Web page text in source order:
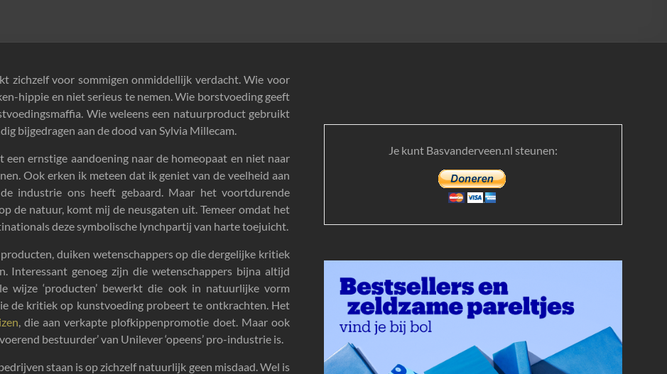
zichzelf voor sommigen onmiddellijk verdacht. Wie voor
hippie en niet serieus te nemen. Wie borstvoeding geeft
Wie weleens een natuurproduct gebruikt
bijgedragen aan de dood van Sylvia Millecam.
ernstige aandoening naar de homeopaat en niet naar
Ook erken ik meteen dat ik geniet van de veelheid aan
industrie ons heeft gebaard. Maar het voortdurende
de natuur, komt mij de neusgaten uit. Temeer omdat het
deze symbolische lynchpartij van harte toejuicht.
duiken wetenschappers op die dergelijke kritiek
Interessant genoeg zijn die wetenschappers bijna altijd
wijze ‘producten’ bewerkt die ook in natuurlijke vorm
de kritiek op kunstvoeding probeert te ontkrachten. Het
, die aan verkapte plofkippenpromotie doet. Maar ook
bestuurder’ van Unilever ‘opeens’ pro-industrie is.
staan is op zichzelf natuurlijk geen misdaad. Wel is
Je kunt Basvanderveen.nl steunen: